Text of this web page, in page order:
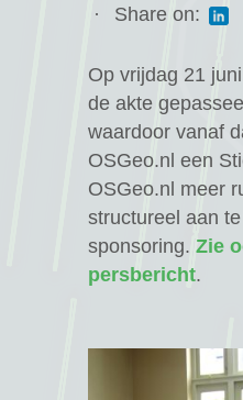
·
Share on:
Op vrijdag 21
de akte
waardoor vanaf
OSGeo.nl een
OSGeo.nl meer
structureel aan
sponsoring. Zie
persbericht.